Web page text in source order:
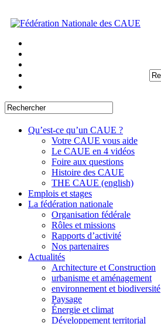
Qu’est-ce qu’un CAUE ?
Votre CAUE vous aide
Le CAUE en 4 vidéos
Foire aux questions
Histoire des CAUE
THE CAUE (english)
Emplois et stages
La fédération nationale
Organisation fédérale
Rôles et missions
Rapports d’activité
Nos partenaires
Actualités
Architecture et Construction
urbanisme et aménagement
environnement et biodiversité
Paysage
Énergie et climat
Développement territorial